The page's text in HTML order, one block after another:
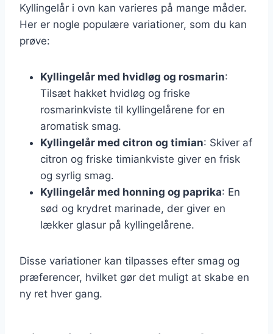
Kyllingelår i ovn kan varieres på mange måder.
Her er nogle populære variationer, som du kan
prøve:
Kyllingelår med hvidløg og rosmarin:
Tilsæt hakket hvidløg og friske
rosmarinkviste til kyllingelårene for en
aromatisk smag.
Kyllingelår med citron og timian: Skiver af
citron og friske timiankviste giver en frisk
og syrlig smag.
Kyllingelår med honning og paprika: En
sød og krydret marinade, der giver en
lækker glasur på kyllingelårene.
Disse variationer kan tilpasses efter smag og
præferencer, hvilket gør det muligt at skabe en
ny ret hver gang.